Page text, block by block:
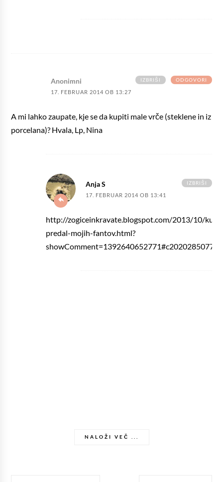
Anonimni
17. FEBRUAR 2014 OB 13:27
A mi lahko zaupate, kje se da kupiti male vrče (steklene in iz
porcelana)? Hvala, Lp, Nina
ODGOVORI
IZBRIŠI
Anja S
17. FEBRUAR 2014 OB 13:41
http://zogiceinkravate.blogspot.com/2013/10/
predal-mojih-fantov.html?
IZBRIŠI
NALOŽI VEČ ...